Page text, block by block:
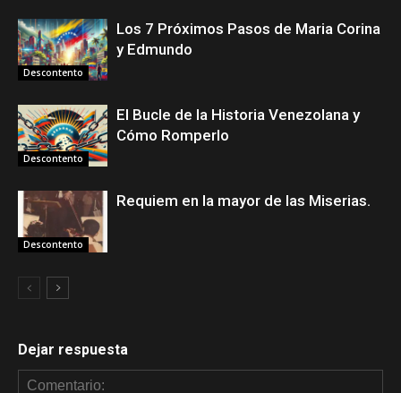
Descontento
Los 7 Próximos Pasos de Maria Corina
y Edmundo
Descontento
El Bucle de la Historia Venezolana y
Cómo Romperlo
Descontento
Requiem en la mayor de las Miserias.
Dejar respuesta